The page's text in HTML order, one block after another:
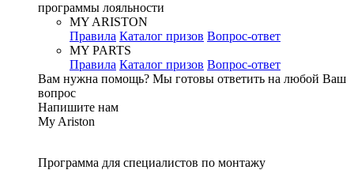
программы лояльности
MY ARISTON
Правила Каталог призов Вопрос-ответ
MY PARTS
Правила Каталог призов Вопрос-ответ
Вам нужна помощь? Мы готовы ответить на любой Ваш
вопрос
Напишите нам
My Ariston
Программа для специалистов по монтажу